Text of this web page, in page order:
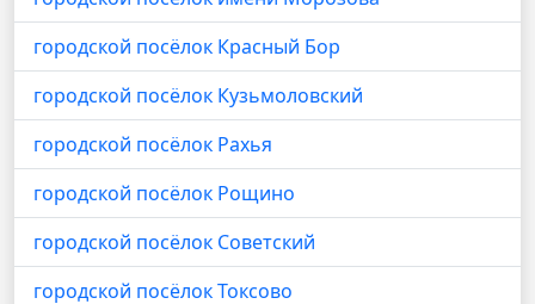
городской посёлок Красный Бор
городской посёлок Кузьмоловский
городской посёлок Рахья
городской посёлок Рощино
городской посёлок Советский
городской посёлок Токсово